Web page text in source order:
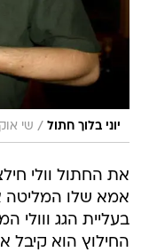
יוני בלוך חתול / שי
את החתול וולי
אמא שלו המליטה
בעליית הגג ווולי